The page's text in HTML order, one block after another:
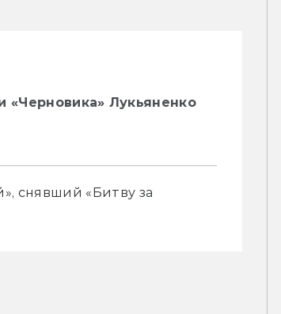
«Черновика» Лукьяненко
снявший «Битву за